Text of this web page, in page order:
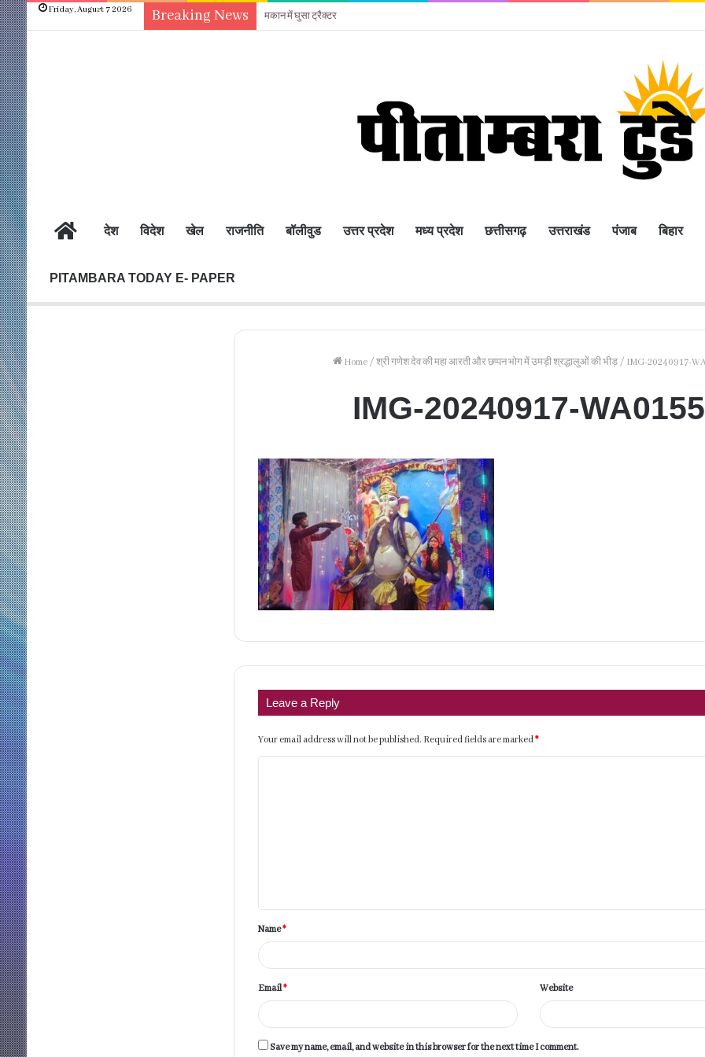
Friday, August 7 2026 Breaking News मकान में घुसा ट्रैक्टर
होम देश विदेश खेल राजनीति बॉलीवुड उत्तर प्रदेश मध्य प्रदेश छत्तीसगढ़ उत्तराखंड पंजाब बिहार
PITAMBARA TODAY E- PAPER
Home / श्री गणेश देव की महा आरती और छप्पन भोग में उमड़ी श्रद्धालुओं की भीड़ / IMG-20240917-
IMG-20240917-WA0155
Leave a Reply
Your email address will not be published. Required fields are marked*
t
*Name*
Email* Website
Save my name, email, and website in this browser for the next time I comment.